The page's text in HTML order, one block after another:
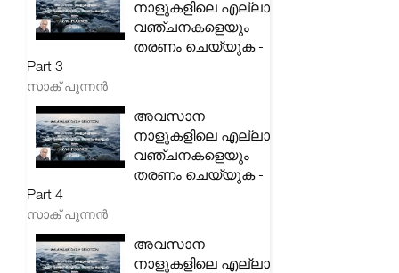
നാളുകളിലെ എല്ലാ
വഞ്ചനകളെയും
തരണം ചെയ്യുക -
Part 3
സാക് പുന്നൻ
അവസാന
നാളുകളിലെ എല്ലാ
വഞ്ചനകളെയും
തരണം ചെയ്യുക -
Part 4
സാക് പുന്നൻ
അവസാന
നാളുകളിലെ എല്ലാ